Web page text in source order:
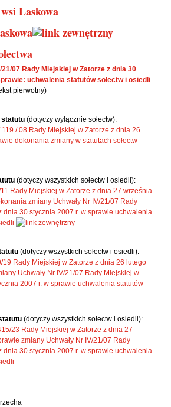
Laskowa
21/07 Rady Miejskiej w Zatorze z dnia 30
uchwalenia statutów sołectw i osiedli
pierwotny)
statutu(dotyczy wyłącznie sołectw):
119 / 08 Rady Miejskiej w Zatorze z dnia 26
dokonania zmiany w statutach sołectw
(dotyczy wszystkich sołectw i osiedli):
Rady Miejskiej w Zatorze z dnia 27 września
zmiany Uchwały Nr IV/21/07 Rady
dnia 30 stycznia 2007 r. w sprawie uchwalenia
(dotyczy wszystkich sołectw i osiedli):
19 Rady Miejskiej w Zatorze z dnia 26 lutego
Uchwały Nr IV/21/07 Rady Miejskiej w
2007 r. w sprawie uchwalenia statutów
(dotyczy wszystkich sołectw i osiedli):
23 Rady Miejskiej w Zatorze z dnia 27
zmiany Uchwały Nr IV/21/07 Rady
dnia 30 stycznia 2007 r. w sprawie uchwalenia